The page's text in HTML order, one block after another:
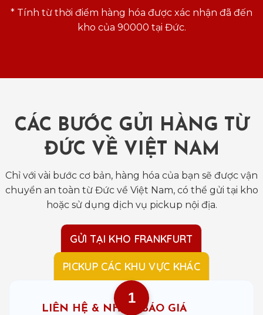
* Tính từ thời điểm hàng hóa được xác nhận đã đến
kho của 90000 tại Đức.
CÁC BƯỚC GỬI HÀNG TỪ
ĐỨC VỀ VIỆT NAM
Chỉ với vài bước cơ bản, hàng hóa của bạn sẽ được vận
chuyển an toàn từ Đức về Việt Nam, có thể gửi tại kho
hoặc sử dụng dịch vụ pickup nội địa.
GỬI TẠI KHO FRANKFURT
PICKUP CÁC KHU VỰC KHÁC
1
LIÊN HỆ & NHẬN BÁO GIÁ